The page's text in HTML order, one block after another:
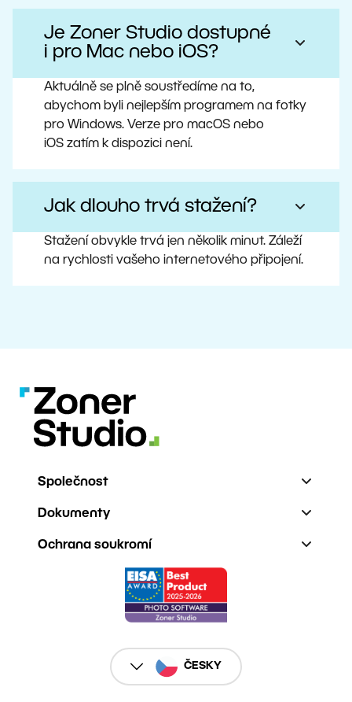
Je Zoner Studio dostupné
i pro Mac nebo iOS?
Aktuálně se plně soustředíme na to,
abychom byli nejlepším programem na fotky
pro Windows. Verze pro macOS nebo
iOS zatím k dispozici není.
Jak dlouho trvá stažení?
Stažení obvykle trvá jen několik minut. Záleží
na rychlosti vašeho internetového připojení.
Společnost
Dokumenty
Ochrana soukromí
ČESKY